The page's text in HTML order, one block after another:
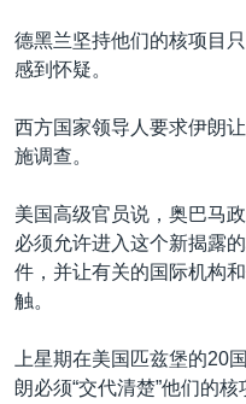
德黑兰坚持他们的核项目
感到怀疑。
西方国家领导人要求伊朗
施调查。
美国高级官员说，奥巴马
必须允许进入这个新揭露
件，并让有关的国际机构
触。
上星期在美国匹兹堡的20
朗必须“交代清楚”他们的